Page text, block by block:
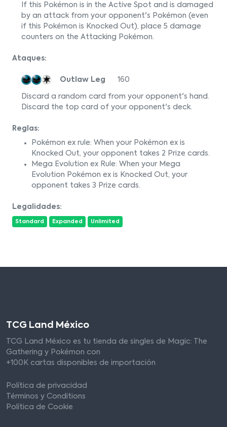
If this Pokémon is in the Active Spot and is damaged
by an attack from your opponent's Pokémon (even
if this Pokémon is Knocked Out), place 5 damage
counters on the Attacking Pokémon.
Ataques:
Outlaw Leg 160
Discard a random card from your opponent's hand.
Discard the top card of your opponent's deck.
Reglas:
Pokémon ex rule: When your Pokémon ex is
Knocked Out, your opponent takes 2 Prize cards.
Mega Evolution ex Rule: When your Mega
Evolution Pokémon ex is Knocked Out, your
opponent takes 3 Prize cards.
Legalidades:
Standard Expanded Unlimited
TCG Land México
TCG Land México es tu tienda de singles de Magic: The
Gathering y Pokémon con
+100K cartas disponibles de importación
Política de privacidad
Términos y Conditions
Política de Cookie